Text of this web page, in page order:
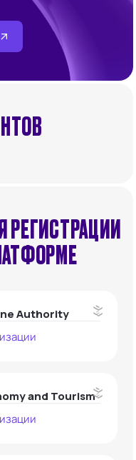
РЕГИСТРАЦИИ
Authority
and Tourism